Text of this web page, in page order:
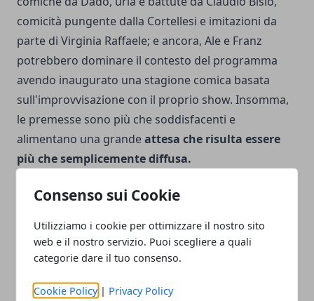
Consenso sui Cookie
Utilizziamo i cookie per ottimizzare il nostro sito
web e il nostro servizio. Puoi scegliere a quali
categorie dare il tuo consenso.
Cookie Policy | Privacy Policy
comicità pungente dalla Cortellesi e imitazioni da
parte di Virginia Raffaele; e ancora, Ale e Franz
potrebbero dominare il contesto del programma
avendo inaugurato una stagione comica basata
sull'improvvisazione con il proprio show. Insomma,
le premesse sono più che soddisfacenti e
alimentano una grandeattesa che risulta essere
più che semplicemente diffusa.
Facebook
TwitterWhatsapp